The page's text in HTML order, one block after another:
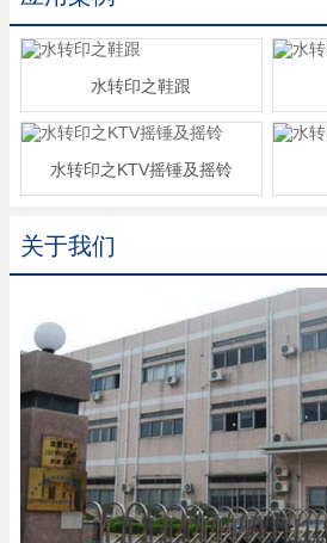
水转印之鞋跟
水转印之KTV摇锤及摇铃
关于我们